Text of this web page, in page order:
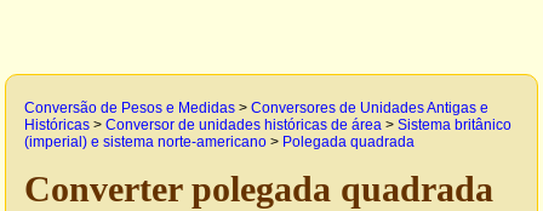
Conversão de Pesos e Medidas > Conversores de Unidades Antigas e
Históricas > Conversor de unidades históricas de área > Sistema britânico
(imperial) e sistema norte-americano > Polegada quadrada
Converter polegada quadrada